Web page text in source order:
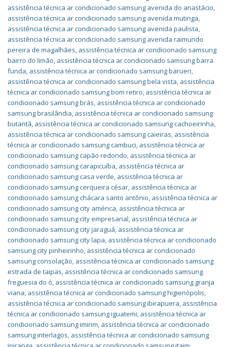
assistência técnica ar condicionado samsung avenida do anastácio,
assistência técnica ar condicionado samsung avenida mutinga,
assistência técnica ar condicionado samsung avenida paulista,
assistência técnica ar condicionado samsung avenida raimundo
pereira de magalhães, assistência técnica ar condicionado samsung
bairro do limão, assistência técnica ar condicionado samsung barra
funda, assistência técnica ar condicionado samsung barueri,
assistência técnica ar condicionado samsung bela vista, assistência
técnica ar condicionado samsung bom retiro, assistência técnica ar
condicionado samsung brás, assistência técnica ar condicionado
samsung brasilândia, assistência técnica ar condicionado samsung
butantã, assistência técnica ar condicionado samsung cachoeirinha,
assistência técnica ar condicionado samsung caieiras, assistência
técnica ar condicionado samsung cambuci, assistência técnica ar
condicionado samsung capão redondo, assistência técnica ar
condicionado samsung carapicuíba, assistência técnica ar
condicionado samsung casa verde, assistência técnica ar
condicionado samsung cerqueira césar, assistência técnica ar
condicionado samsung chácara santo antônio, assistência técnica ar
condicionado samsung city américa, assistência técnica ar
condicionado samsung city empresarial, assistência técnica ar
condicionado samsung city jaraguá, assistência técnica ar
condicionado samsung city lapa, assistência técnica ar condicionado
samsung city pinheirinho, assistência técnica ar condicionado
samsung consolação, assistência técnica ar condicionado samsung
estrada de taipas, assistência técnica ar condicionado samsung
freguesia do ó, assistência técnica ar condicionado samsung granja
viana, assistência técnica ar condicionado samsung higienópolis,
assistência técnica ar condicionado samsung ibirapuera, assistência
técnica ar condicionado samsung iguatemi, assistência técnica ar
condicionado samsung imirim, assistência técnica ar condicionado
samsung interlagos, assistência técnica ar condicionado samsung